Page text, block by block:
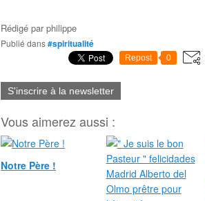
Rédigé parphilippe
Publié dans#spiritualité
Repost 0
S'inscrire à la newsletter
Vous aimerez aussi :
Notre Père !